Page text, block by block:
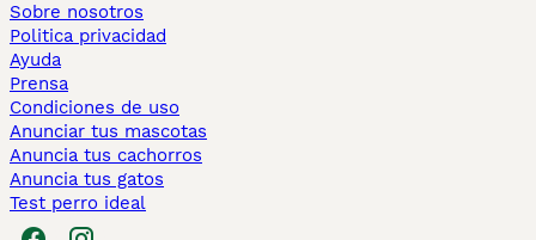
Sobre nosotros
Politica privacidad
Ayuda
Prensa
Condiciones de uso
Anunciar tus mascotas
Anuncia tus cachorros
Anuncia tus gatos
Test perro ideal